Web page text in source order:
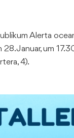
Alerta
Januar, um
4).